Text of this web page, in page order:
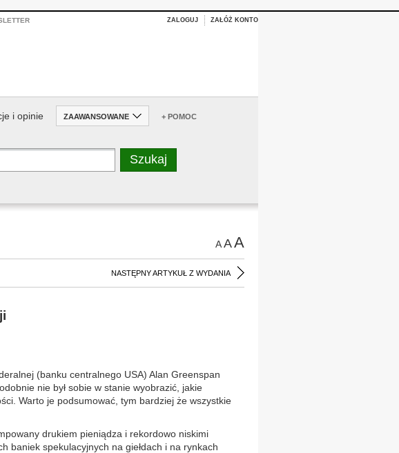
ZALOGUJ ZAŁÓŻ KONTO
i opinie ZAAWANSOWANE + POMOC
AAA
NASTĘPNY ARTYKUŁ Z WYDANIA
(banku centralnego USA) Alan Greenspan
nie był sobie w stanie wyobrazić, jakie
Warto je podsumować, tym bardziej że wszystkie
drukiem pieniądza i rekordowo niskimi
baniek spekulacyjnych na giełdach i na rynkach